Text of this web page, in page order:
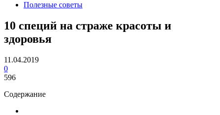
Полезные советы
10 специй на страже красоты и
здоровья
11.04.2019
0
596
Содержание